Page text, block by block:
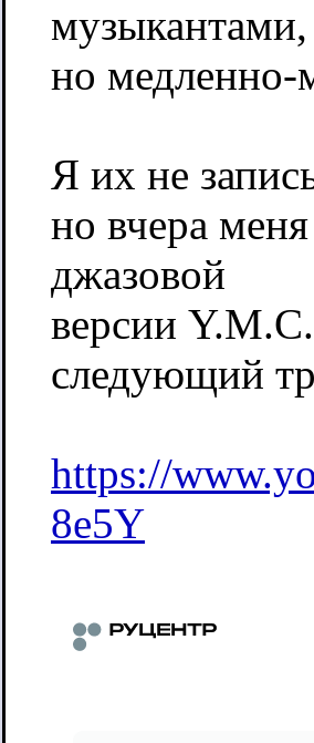
но медленно-
Я их не
но вчера
джазовой
версии
следующий
https://
8e5Y